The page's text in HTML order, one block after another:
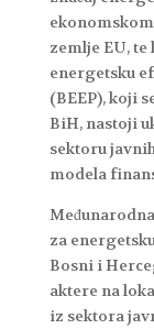
zemlje EU, te
energetsku
(BEEP), koji
BiH, nastoji
sektoru
modela
za
Bosni i
aktere na
iz sektora